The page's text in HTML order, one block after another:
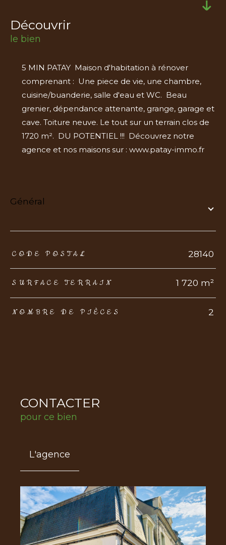
découvrir
le bien
5 MIN PATAY Maison d'habitation à rénover
comprenant : Une piece de vie, une chambre,
cuisine/buanderie, salle d'eau et WC. Beau
grenier, dépendance attenante, grange, garage et
cave. Toiture neuve. Le tout sur un terrain clos de
1720 m². DU POTENTIEL !!! Découvrez notre
agence et nos maisons sur : www.patay-immo.fr
général
TRAD_ZEPHYR_Caracteristique TRAD_ZEPHYR_Valeurs
CODE POSTAL 28140
SURFACE TERRAIN 1 720 m²
NOMBRE DE PIÈCES 2
CONTACTER
pour ce bien
L'agence